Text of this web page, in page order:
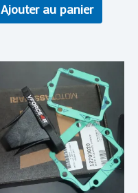
Ajouter au panier